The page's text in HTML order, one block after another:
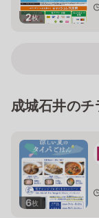
2枚
成城石井のチ
6枚